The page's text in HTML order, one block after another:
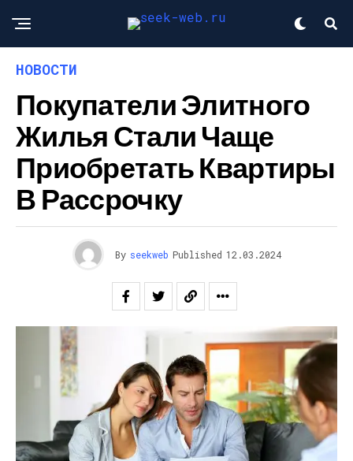
НОВОСТИ
Покупатели Элитного
Жилья Стали Чаще
Приобретать Квартиры
В Рассрочку
By seekweb Published 12.03.2024